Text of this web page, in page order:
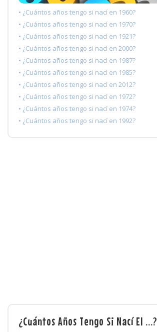
• ¿Cuántos años tengo si nací en 1960?
• ¿Cuántos años tengo si nací en 1970?
• ¿Cuántos años tengo si nací en 1921?
• ¿Cuántos años tengo si nací en 2000?
• ¿Cuántos años tengo si nací en 1987?
• ¿Cuántos años tengo si nací en 1985?
• ¿Cuántos años tengo si nací en 2012?
• ¿Cuántos años tengo si nací en 1972?
• ¿Cuántos años tengo si nací en 1974?
• ¿Cuántos años tengo si nací en 1992?
¿Cuántos Años Tengo Si Nací El ...?